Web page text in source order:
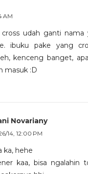
AM
udah ganti nama
ibuku pake yang
kenceng banget,
masuk :D
Novariany
14, 12:00 PM
ka, hehe
kaa, bisa ngalahin